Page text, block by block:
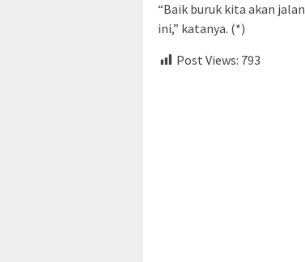
“Baik buruk kita akan
ini,” katanya. (*)
Post Views: 793